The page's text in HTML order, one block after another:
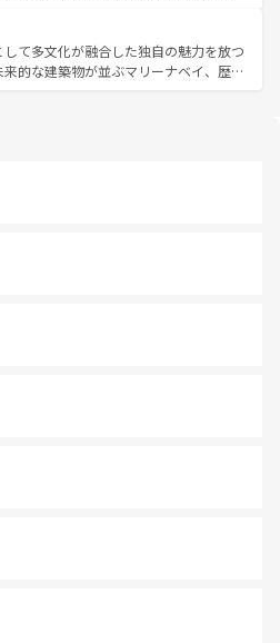
中温暖で、どの季節にも異なる楽しみ
みやすいタイの人々、仏教を中心とし
な観光資源が、訪れる旅人を魅了し続
感動するはず。観光スポットが密集し
どころを回れるのも魅力。息をのむよ
な体験まで、香港を存分に楽しみ尽く
て多文化が融合した独自の魅力を放つ
的な建築物が並ぶマリーナベイ、歴史
元の風情を楽しめる外せないスポット